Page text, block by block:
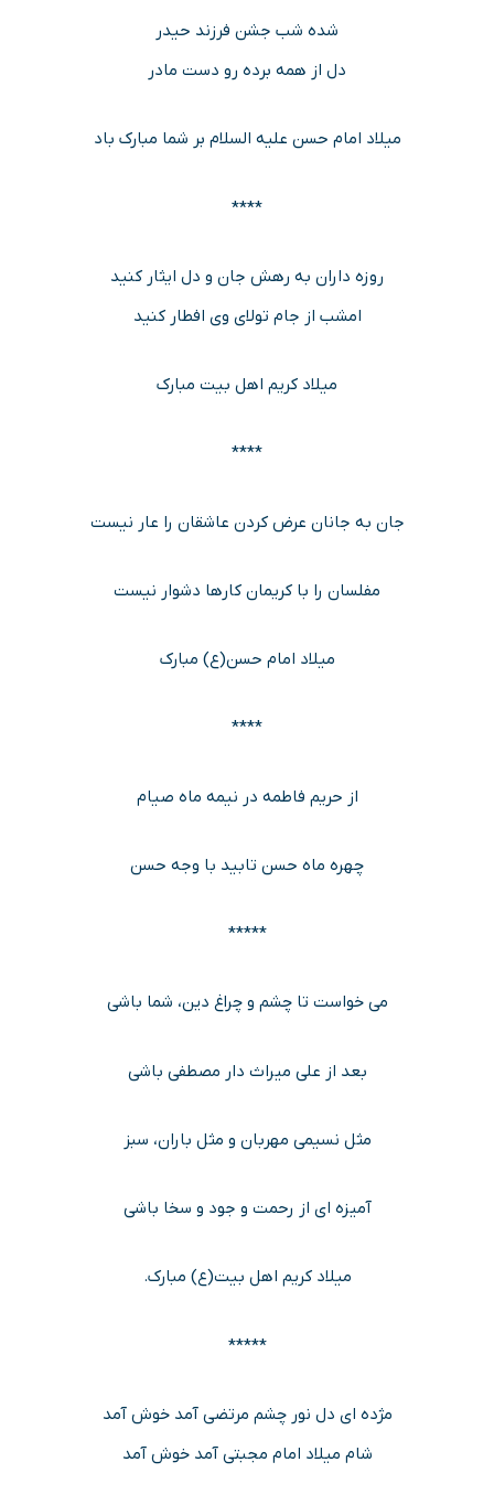
شده شب جشن فرزند حیدر
دل از همه برده رو دست مادر
میلاد امام حسن علیه السلام بر شما مبارک باد
****
روزه داران به رهش جان و دل ایثار کنید
امشب از جام تولای وی افطار کنید
میلاد کریم اهل بیت مبارک
****
جان به جانان عرض کردن عاشقان را عار نیست
مفلسان را با کریمان کارها دشوار نیست
میلاد امام حسن(ع) مبارک
****
از حریم فاطمه در نیمه ماه صیام
چهره ماه حسن تابید با وجه حسن
*****
می خواست تا چشم و چراغ دین، شما باشی
بعد از علی میراث دار مصطفی باشی
مثل نسیمی مهربان و مثل باران، سبز
آمیزه ای از رحمت و جود و سخا باشی
میلاد کریم اهل بیت(ع) مبارک.
*****
مژده ای دل نور چشم مرتضی آمد خوش آمد
شام میلاد امام مجبتی آمد خوش آمد